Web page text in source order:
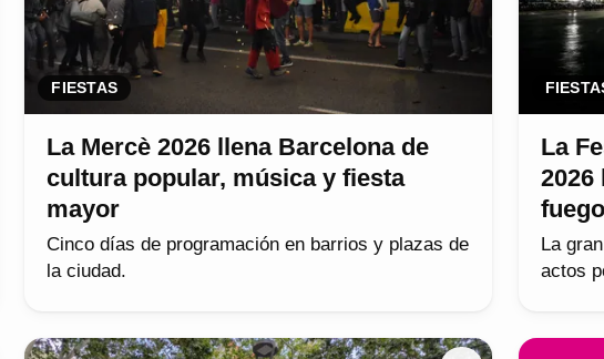
FIESTAS
La Mercè 2026 llena Barcelona de
cultura popular, música y fiesta
mayor
Cinco días de programación en barrios y plazas de
la ciudad.
La
2026
fuego
La
actos